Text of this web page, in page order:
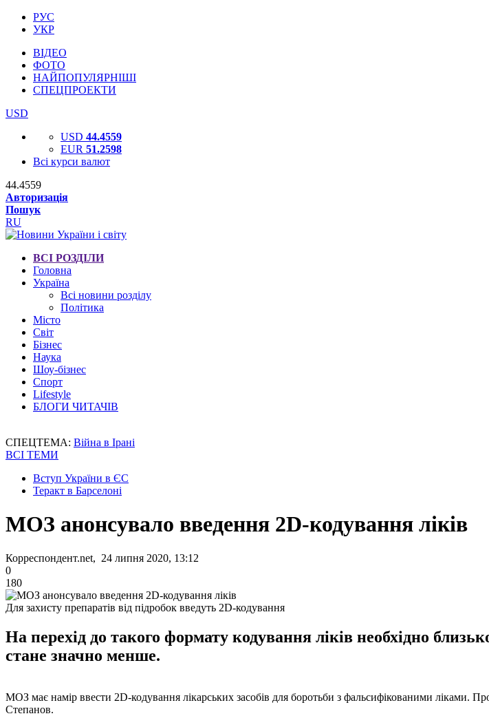
РУС
УКР
ВІДЕО
ФОТО
НАЙПОПУЛЯРНІШІ
СПЕЦПРОЕКТИ
USD
USD 44.4559
EUR 51.2598
Всі курси валют
44.4559
Авторизація
Пошук
RU
ВСІ РОЗДІЛИ
Головна
Україна
Всі новини розділу
Політика
Місто
Світ
Бізнес
Наука
Шоу-бізнес
Спорт
Lifestyle
БЛОГИ ЧИТАЧІВ
СПЕЦТЕМА: Війна в Ірані
ВСІ ТЕМИ
Вступ України в ЄС
Теракт в Барселоні
МОЗ анонсувало введення 2D-кодування ліків
Корреспондент.net, 24 липня 2020, 13:12
0
180
Для захисту препаратів від підробок введуть 2D-кодування
На перехід до такого формату кодування ліків необхідно
стане значно менше.
МОЗ має намір ввести 2D-кодування лікарських засобів для боротьби з фальсифікованими ліками.
Степанов.